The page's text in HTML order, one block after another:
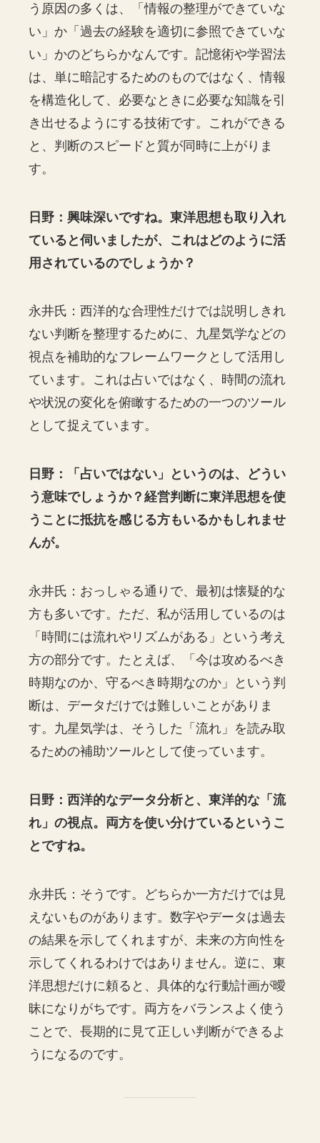
う原因の多くは、「情報の整理ができていな
い」か「過去の経験を適切に参照できていな
い」かのどちらかなんです。記憶術や学習法
は、単に暗記するためのものではなく、情報
を構造化して、必要なときに必要な知識を引
き出せるようにする技術です。これができる
と、判断のスピードと質が同時に上がりま
す。
日野：興味深いですね。東洋思想も取り入れ
ていると伺いましたが、これはどのように活
用されているのでしょうか？
永井氏：西洋的な合理性だけでは説明しきれ
ない判断を整理するために、九星気学などの
視点を補助的なフレームワークとして活用し
ています。これは占いではなく、時間の流れ
や状況の変化を俯瞰するための一つのツール
として捉えています。
日野：「占いではない」というのは、どうい
う意味でしょうか？経営判断に東洋思想を使
うことに抵抗を感じる方もいるかもしれませ
んが。
永井氏：おっしゃる通りで、最初は懐疑的な
方も多いです。ただ、私が活用しているのは
「時間には流れやリズムがある」という考え
方の部分です。たとえば、「今は攻めるべき
時期なのか、守るべき時期なのか」という判
断は、データだけでは難しいことがありま
す。九星気学は、そうした「流れ」を読み取
るための補助ツールとして使っています。
日野：西洋的なデータ分析と、東洋的な「流
れ」の視点。両方を使い分けているというこ
とですね。
永井氏：そうです。どちらか一方だけでは見
えないものがあります。数字やデータは過去
の結果を示してくれますが、未来の方向性を
示してくれるわけではありません。逆に、東
洋思想だけに頼ると、具体的な行動計画が曖
昧になりがちです。両方をバランスよく使う
ことで、長期的に見て正しい判断ができるよ
うになるのです。